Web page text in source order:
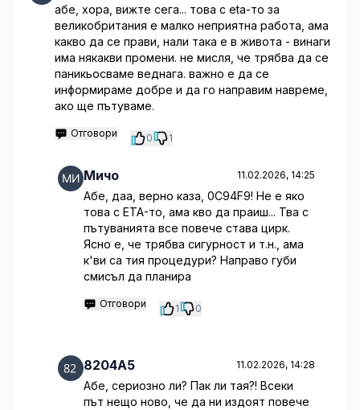
абе, хора, вижте сега... това с eta-то за
великобритания е малко неприятна работа, ама
какво да се прави, нали така е в живота - винаги
има някакви промени. не мисля, че трябва да се
паникьосваме веднага. важно е да се
информираме добре и да го направим навреме,
ако ще пътуваме.
Отговори 0 1
Мичо 11.02.2026, 14:25
Абе, даа, верно каза, 0C94F9! Не е яко
това с ETA-то, ама кво да праиш... Тва с
пътуванията все повече става цирк.
Ясно е, че трябва сигурност и т.н., ама
к'ви са тия процедури? Направо губи
смисъл да планира
Отговори 1 0
8204A5 11.02.2026, 14:28
Абе, сериозно ли? Пак ли тая?! Всеки
път нещо ново, че да ни издоят повече